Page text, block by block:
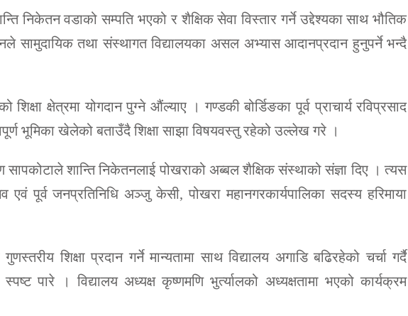
निकेतन वडाको सम्पति भएको र शैक्षिक सेवा विस्तार गर्ने उद्देश्यका साथ भौतिक
सामुदायिक तथा संस्थागत विद्यालयका असल अभ्यास आदानप्रदान हुनुपर्ने भन्दै
शिक्षा क्षेत्रमा योगदान पुग्ने औंल्याए । गण्डकी बोर्डिङका पूर्व प्राचार्य रविप्रसाद
भूमिका खेलेको बताउँदै शिक्षा साझा विषयवस्तु रहेको उल्लेख गरे ।
सापकोटाले शान्ति निकेतनलाई पोखराको अब्बल शैक्षिक संस्थाको संज्ञा दिए । त्यस
पूर्व जनप्रतिनिधि अञ्जु केसी, पोखरा महानगरकार्यपालिका सदस्य हरिमाया
शिक्षा प्रदान गर्ने मान्यतामा साथ विद्यालय अगाडि बढिरहेको चर्चा गर्दै
पारे । विद्यालय अध्यक्ष कृष्णमणि भुर्त्यालको अध्यक्षतामा भएको कार्यक्रम